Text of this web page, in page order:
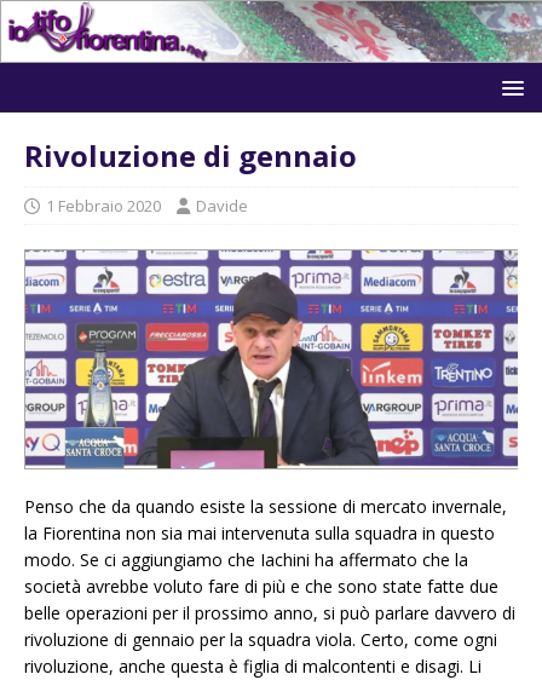
Rivoluzione di gennaio
1 Febbraio 2020 Davide
Penso che da quando esiste la sessione di mercato invernale,
la Fiorentina non sia mai intervenuta sulla squadra in questo
modo. Se ci aggiungiamo che Iachini ha affermato che la
società avrebbe voluto fare di più e che sono state fatte due
belle operazioni per il prossimo anno, si può parlare davvero di
rivoluzione di gennaio per la squadra viola. Certo, come ogni
rivoluzione, anche questa è figlia di malcontenti e disagi. Li